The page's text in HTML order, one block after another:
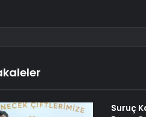
Suruç